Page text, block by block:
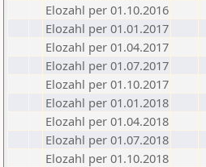
Elozahl per 01.10.2016
Elozahl per 01.01.2017
Elozahl per 01.04.2017
Elozahl per 01.07.2017
Elozahl per 01.10.2017
Elozahl per 01.01.2018
Elozahl per 01.04.2018
Elozahl per 01.07.2018
Elozahl per 01.10.2018